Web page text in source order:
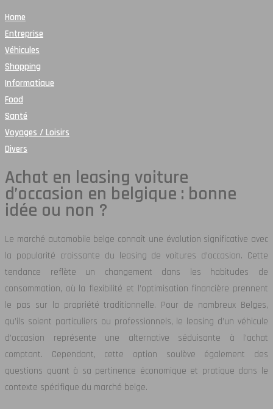
Home
Entreprise
Véhicules
Shopping
Informatique
Food
Santé
Voyages / Loisirs
Divers
Achat en leasing voiture
d’occasion en belgique : bonne
idée ou non ?
Le marché automobile belge connaît une évolution significative avec
la popularité croissante du leasing de voitures d’occasion. Cette
tendance reflète un changement dans les habitudes de
consommation, où la flexibilité et l’optimisation financière prennent
le pas sur la propriété traditionnelle. Pour de nombreux Belges,
qu’ils soient particuliers ou professionnels, le leasing d’un véhicule
d’occasion représente une alternative séduisante à l’achat
comptant. Cependant, cette option soulève également des
questions quant à sa pertinence économique et pratique dans le
contexte spécifique du marché belge.